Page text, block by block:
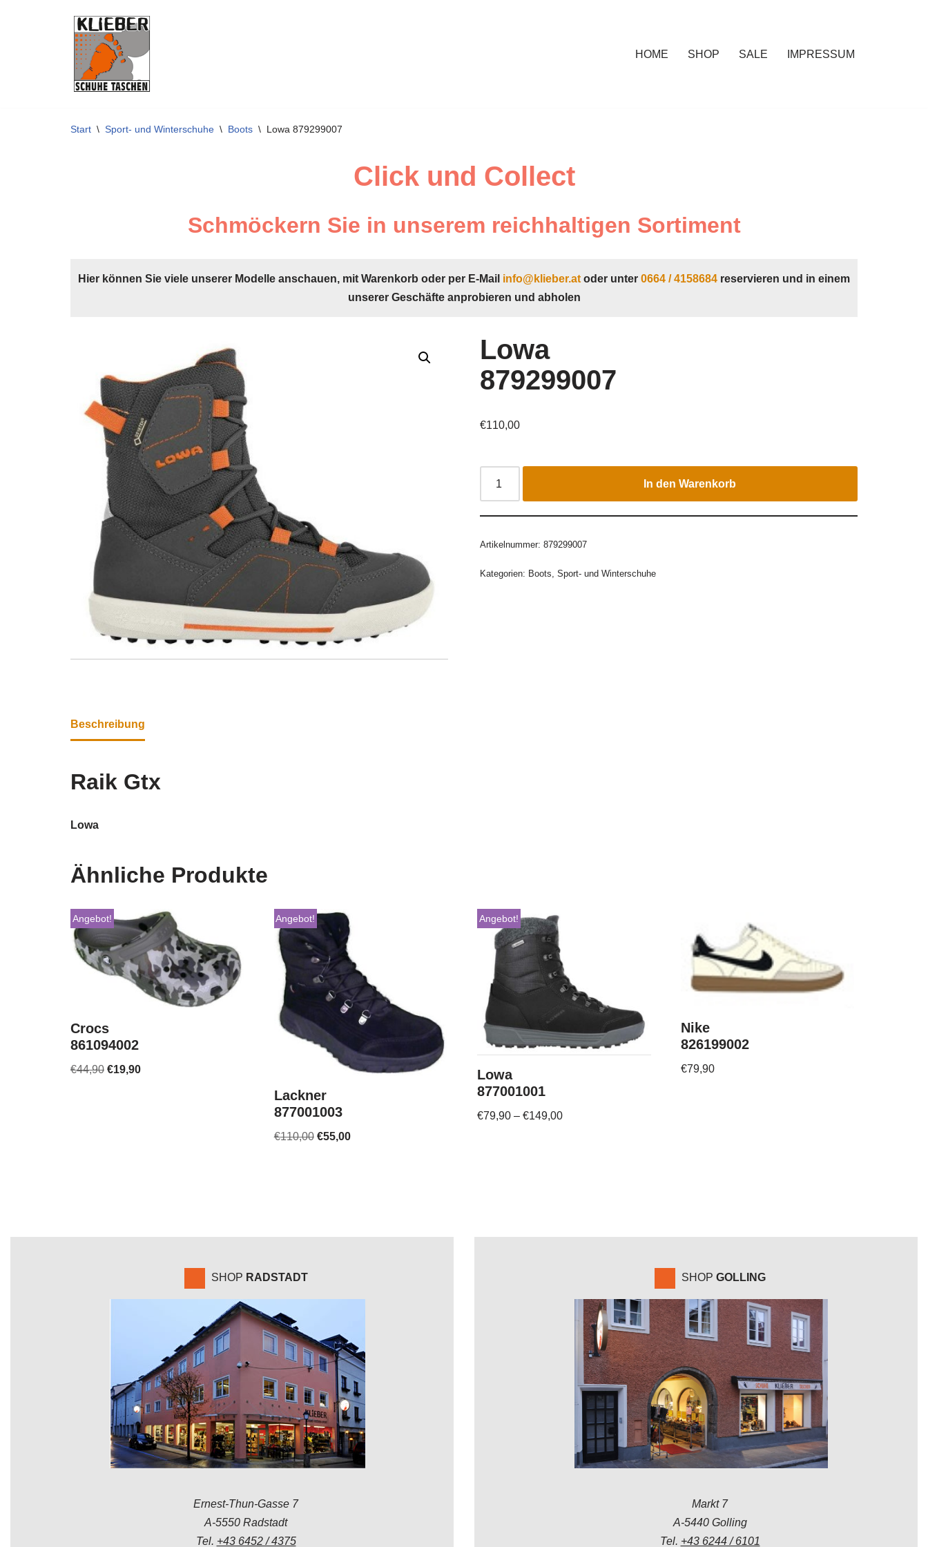
HOME SHOP SALE IMPRESSUM
Start \ Sport- und Winterschuhe \ Boots \ Lowa 879299007
Click und Collect
Schmöckern Sie in unserem reichhaltigen Sortiment
Hier können Sie viele unserer Modelle anschauen, mit Warenkorb oder per E-Mail info@klieber.at oder unter 0664 / 4158684 reservieren und in einem
unserer Geschäfte anprobieren und abholen
Lowa
879299007
€110,00
In den Warenkorb
Artikelnummer: 879299007
Kategorien: Boots, Sport- und Winterschuhe
Beschreibung
Raik Gtx
Lowa
Ähnliche Produkte
Angebot!
Crocs
861094002
€44,90 €19,90
Angebot!
Lackner
877001003
€110,00 €55,00
Angebot!
Lowa
877001001
€79,90 –€149,00
Nike
826199002
€79,90
SHOP RADSTADT
Ernest-Thun-Gasse 7
A-5550 Radstadt
Tel. +43 6452 / 4375
SHOP GOLLING
Markt 7
A-5440 Golling
Tel. +43 6244 / 6101